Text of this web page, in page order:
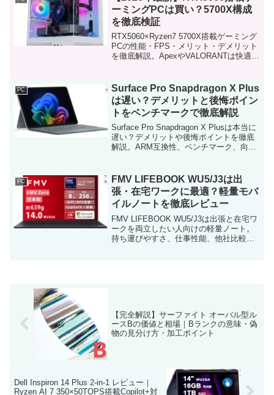
ーミングPCは買い？5700X構成
を徹底検証
RTX5060×Ryzen7 5700X搭載ゲーミング
PCの性能・FPS・メリット・デメリット
を徹底解説。ApexやVALORANTは快適？
PC
Surface Pro Snapdragon X Plus
は遅い？デメリットと後悔ポイン
トをベンチマークで徹底解説
Surface Pro Snapdragon X Plusは本当に
遅い？デメリットや後悔ポイントを徹底
解説。ARM互換性、ベンチマーク、向い
PC
FMV LIFEBOOK WU5/J3は出
張・在宅ワークに最適？軽量モバ
イルノートを徹底レビュー
FMV LIFEBOOK WU5/J3は出張と在宅ワ
ークを両立したい人向けの軽量ノート。
持ち運びやすさ、仕事性能、他社比較ま
【完全解説】サーファイト オーバル型ル
ースBの価値と相場｜Bランクの意味・偽
物の見分け方・加工ポイント
Dell Inspiron 14 Plus 2-in-1 レビュー｜
Ryzen AI 7 350×50TOPS搭載Copilot+対